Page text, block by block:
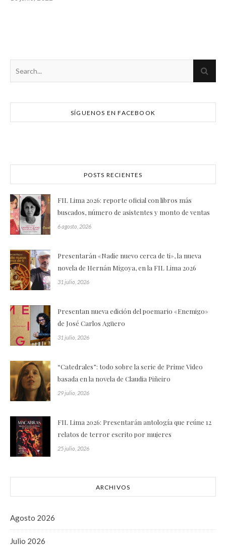
SÍGUENOS EN FACEBOOK
POSTS RECIENTES
FIL Lima 2026: reporte oficial con libros más
buscados, número de asistentes y monto de ventas
6 agosto, 2026
Presentarán «Nadie nuevo cerca de ti», la nueva
novela de Hernán Migoya, en la FIL Lima 2026
31 julio, 2026
Presentan nueva edición del poemario «Enemigo»
de José Carlos Agüero
31 julio, 2026
“Catedrales”: todo sobre la serie de Prime Video
basada en la novela de Claudia Piñeiro
29 julio, 2026
FIL Lima 2026: Presentarán antología que reúne 12
relatos de terror escrito por mujeres
25 julio, 2026
ARCHIVOS
Agosto 2026
Julio 2026